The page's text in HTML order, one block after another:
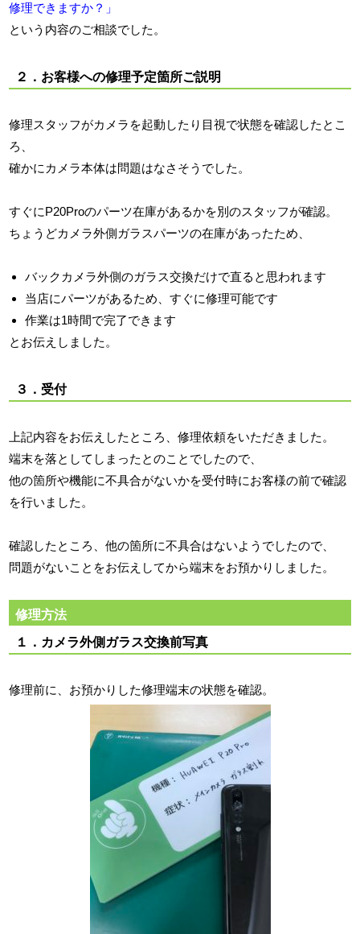
修理できますか？」
という内容のご相談でした。
２．お客様への修理予定箇所ご説明
修理スタッフがカメラを起動したり目視で状態を確認したとこ
ろ、
確かにカメラ本体は問題はなさそうでした。
すぐにP20Proのパーツ在庫があるかを別のスタッフが確認。
ちょうどカメラ外側ガラスパーツの在庫があったため、
バックカメラ外側のガラス交換だけで直ると思われます
当店にパーツがあるため、すぐに修理可能です
作業は1時間で完了できます
とお伝えしました。
３．受付
上記内容をお伝えしたところ、修理依頼をいただきました。
端末を落としてしまったとのことでしたので、
他の箇所や機能に不具合がないかを受付時にお客様の前で確認
を行いました。
確認したところ、他の箇所に不具合はないようでしたので、
問題がないことをお伝えしてから端末をお預かりしました。
修理方法
１．カメラ外側ガラス交換前写真
修理前に、お預かりした修理端末の状態を確認。